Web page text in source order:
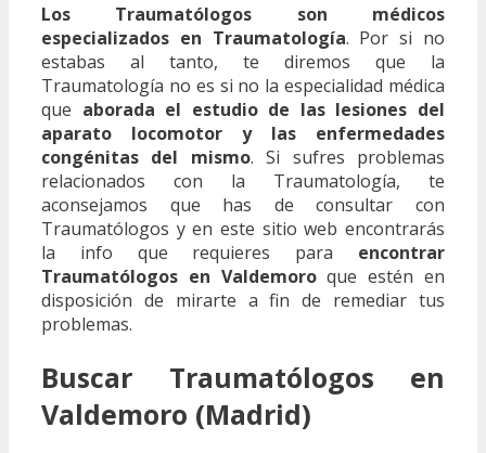
Los Traumatólogos son médicos
especializados en Traumatología. Por si no
estabas al tanto, te diremos que la
Traumatología no es si no la especialidad médica
que aborada el estudio de las lesiones del
aparato locomotor y las enfermedades
congénitas del mismo. Si sufres problemas
relacionados con la Traumatología, te
aconsejamos que has de consultar con
Traumatólogos y en este sitio web encontrarás
la info que requieres para encontrar
Traumatólogos en Valdemoroque estén en
disposición de mirarte a fin de remediar tus
problemas.
Buscar Traumatólogos en
Valdemoro (Madrid)